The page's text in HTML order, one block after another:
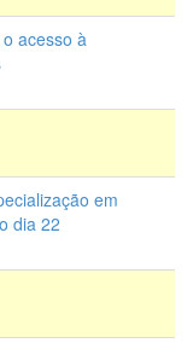
acesso à
em
dia 22